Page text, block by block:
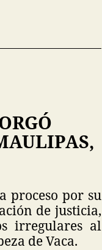
proceso por su
de justicia,
irregulares al
de Vaca.